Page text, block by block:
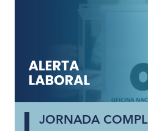
JORNADA